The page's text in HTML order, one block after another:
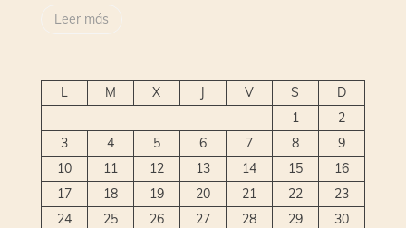
Leer más
L M X J V S
D
1
2
3
4 5 6 7 8
9
10
11 12 13 14 15
16
17
18 19 20 21 22
23
24
25 26 27 28 29
30